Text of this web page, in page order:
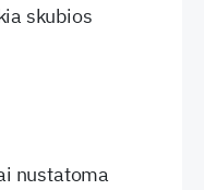
skubios
nustatoma